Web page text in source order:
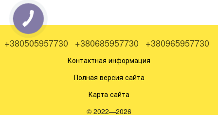
+380505957730 +380685957730 +380965957730
Контактная информация
Полная версия сайта
Карта сайта
© 2022—2026